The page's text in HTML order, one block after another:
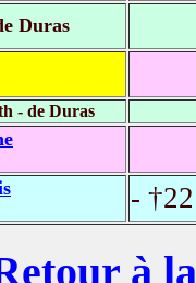
Duras
- de Duras
-
à